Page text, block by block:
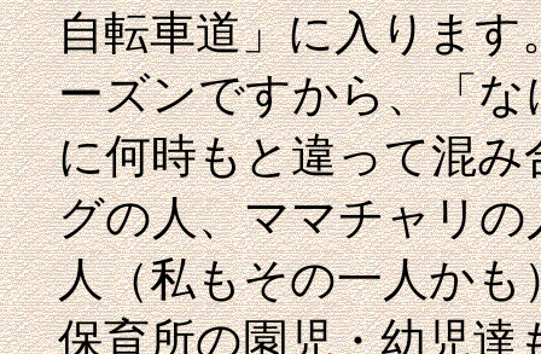
自転車道」に入りま
ーズンですから、「
に何時もと違って混
グの人、ママチャリ
人（私もその一人か
保育所の園児・幼児